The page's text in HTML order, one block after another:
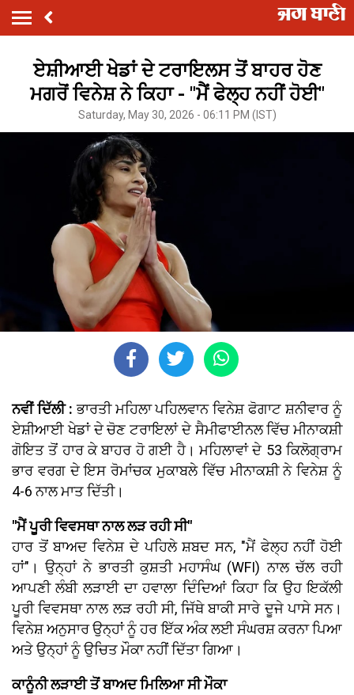
ਏਸ਼ੀਆਈ ਖੇਡਾਂ ਦੇ ਟਰਾਇਲਸ ਤੋਂ ਬਾਹਰ ਹੋਣ
ਮਗਰੋਂ ਵਿਨੇਸ਼ ਨੇ ਕਿਹਾ - "ਮੈਂ ਫੇਲ੍ਹ ਨਹੀਂ ਹੋਈ"
Saturday, May 30, 2026 - 06:11 PM (IST)
ਨਵੀਂ ਦਿੱਲੀ : ਭਾਰਤੀ ਮਹਿਲਾ ਪਹਿਲਵਾਨ ਵਿਨੇਸ਼ ਫੋਗਾਟ ਸ਼ਨੀਵਾਰ ਨੂੰ
ਏਸ਼ੀਆਈ ਖੇਡਾਂ ਦੇ ਚੋਣ ਟਰਾਇਲਾਂ ਦੇ ਸੈਮੀਫਾਈਨਲ ਵਿੱਚ ਮੀਨਾਕਸ਼ੀ
ਗੋਇਤ ਤੋਂ ਹਾਰ ਕੇ ਬਾਹਰ ਹੋ ਗਈ ਹੈ। ਮਹਿਲਾਵਾਂ ਦੇ 53 ਕਿਲੋਗ੍ਰਾਮ
ਭਾਰ ਵਰਗ ਦੇ ਇਸ ਰੋਮਾਂਚਕ ਮੁਕਾਬਲੇ ਵਿੱਚ ਮੀਨਾਕਸ਼ੀ ਨੇ ਵਿਨੇਸ਼ ਨੂੰ
4-6 ਨਾਲ ਮਾਤ ਦਿੱਤੀ।
"ਮੈਂ ਪੂਰੀ ਵਿਵਸਥਾ ਨਾਲ ਲੜ ਰਹੀ ਸੀ"
ਹਾਰ ਤੋਂ ਬਾਅਦ ਵਿਨੇਸ਼ ਦੇ ਪਹਿਲੇ ਸ਼ਬਦ ਸਨ, "ਮੈਂ ਫੇਲ੍ਹ ਨਹੀਂ ਹੋਈ
ਹਾਂ"। ਉਨ੍ਹਾਂ ਨੇ ਭਾਰਤੀ ਕੁਸ਼ਤੀ ਮਹਾਸੰਘ (WFI) ਨਾਲ ਚੱਲ ਰਹੀ
ਆਪਣੀ ਲੰਬੀ ਲੜਾਈ ਦਾ ਹਵਾਲਾ ਦਿੰਦਿਆਂ ਕਿਹਾ ਕਿ ਉਹ ਇਕੱਲੀ
ਪੂਰੀ ਵਿਵਸਥਾ ਨਾਲ ਲੜ ਰਹੀ ਸੀ, ਜਿੱਥੇ ਬਾਕੀ ਸਾਰੇ ਦੂਜੇ ਪਾਸੇ ਸਨ।
ਵਿਨੇਸ਼ ਅਨੁਸਾਰ ਉਨ੍ਹਾਂ ਨੂੰ ਹਰ ਇੱਕ ਅੰਕ ਲਈ ਸੰਘਰਸ਼ ਕਰਨਾ ਪਿਆ
ਅਤੇ ਉਨ੍ਹਾਂ ਨੂੰ ਉਚਿਤ ਮੌਕਾ ਨਹੀਂ ਦਿੱਤਾ ਗਿਆ।
ਕਾਨੂੰਨੀ ਲੜਾਈ ਤੋਂ ਬਾਅਦ ਮਿਲਿਆ ਸੀ ਮੌਕਾ